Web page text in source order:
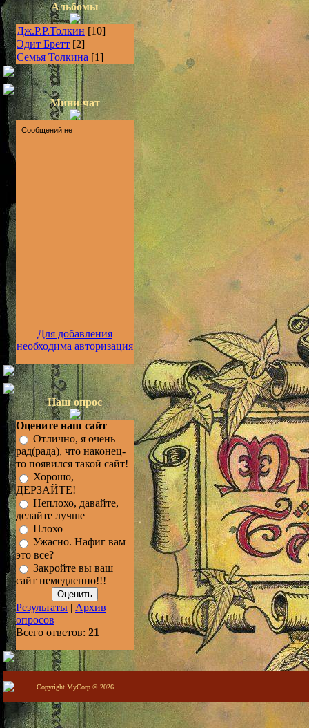
Альбомы
Дж.Р.Р.Толкин [10]
Эдит Бретт [2]
Семья Толкина [1]
Мини-чат
Для добавления
необходима авторизация
Наш опрос
Оцените наш сайт
Отлично, я очень
рад(рада), что наконец-
то появился такой сайт!
Хорошо,
ДЕРЗАЙТЕ!
Неплохо, давайте,
делайте лучше
Плохо
Ужасно. Нафиг вам
это все?
Закройте вы ваш
сайт немедленно!!!
Результаты | Архив
опросов
Всего ответов: 21
Copyright MyCorp © 2026